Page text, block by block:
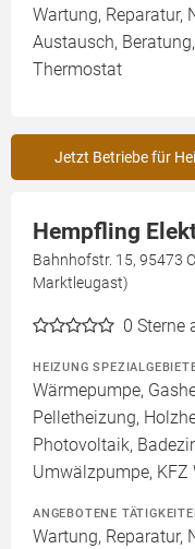
Wartung, Reparatur,
Austausch,
Thermostat
Jetzt Betriebe für
Hempfling
Bahnhofstr. 15, 95473
Marktleugast)
0 Sterne
HEIZUNG
Wärmepumpe,
Pelletheizung,
Photovoltaik,
Umwälzpumpe, KFZ
ANGEBOTENE
Wartung, Reparatur,